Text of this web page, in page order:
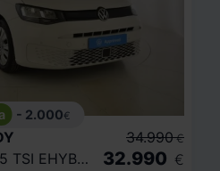
- 2.000€
MAXI ORIGIN PHEV 1.5 TSI EHYBRID 85KW
34.990 €
32.990 €